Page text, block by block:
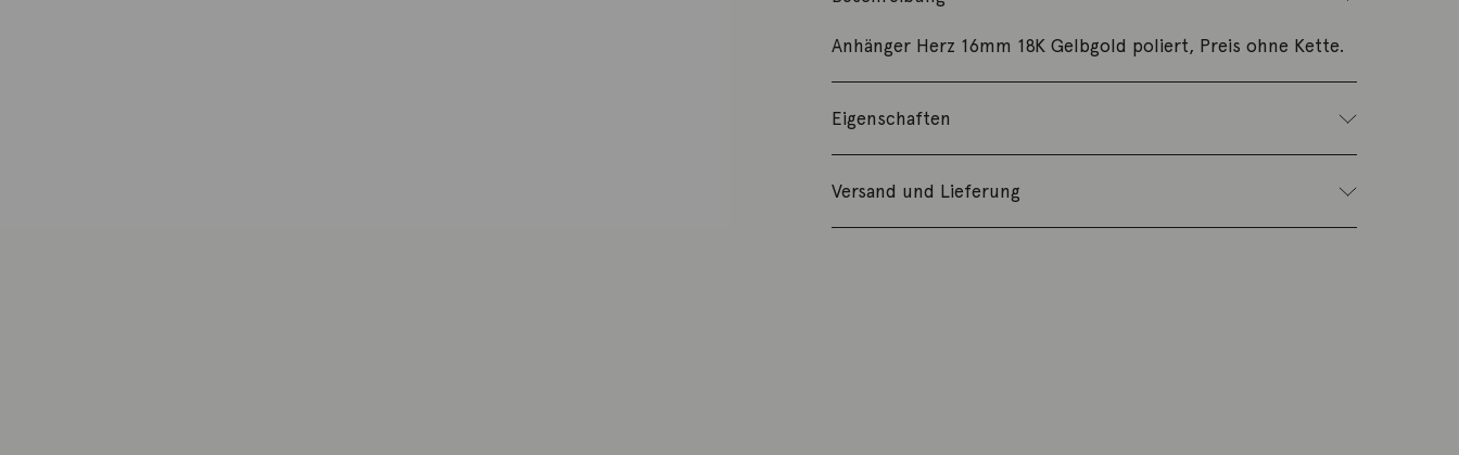
Anhänger Herz 16mm 18K Gelbgold poliert, Preis ohne Kette.
Eigenschaften
Versand und Lieferung